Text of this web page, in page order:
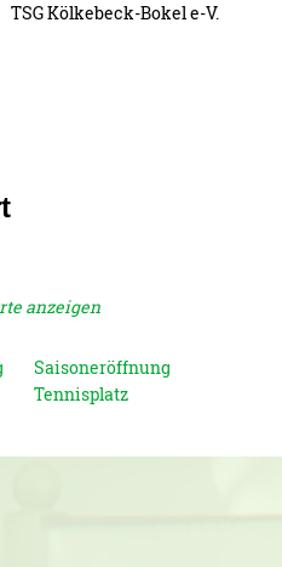
anzeigen
TSG Kölkebeck-Bokel e-V.
Saisoneröffnung
Tennisplatz